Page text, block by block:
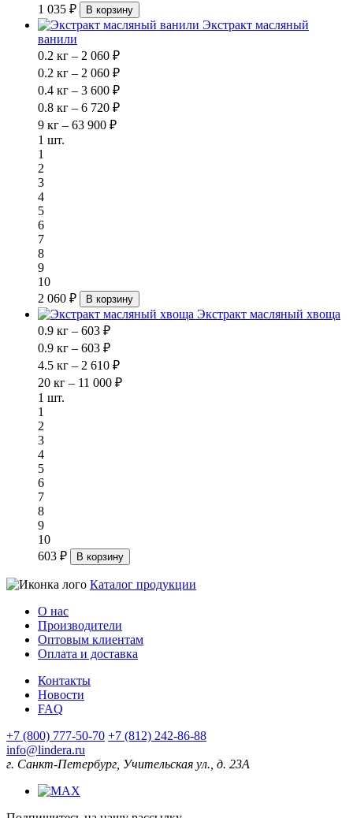
1 035 ₽
В корзину
Экстракт масляный
ванили
0.2 кг – 2 060 ₽
0.2 кг – 2 060 ₽
0.4 кг – 3 600 ₽
0.8 кг – 6 720 ₽
9 кг – 63 900 ₽
1 шт.
1
2
3
4
5
6
7
8
9
10
2 060 ₽
В корзину
Экстракт масляный хвоща
0.9 кг – 603 ₽
0.9 кг – 603 ₽
4.5 кг – 2 610 ₽
20 кг – 11 000 ₽
1 шт.
1
2
3
4
5
6
7
8
9
10
603 ₽
В корзину
Каталог продукции
О нас
Производители
Оптовым клиентам
Оплата и доставка
Контакты
Новости
FAQ
+7 (800) 777-50-70 +7 (812) 242-86-88
info@lindera.ru
г. Санкт-Петербург, Учительская ул., д. 23А